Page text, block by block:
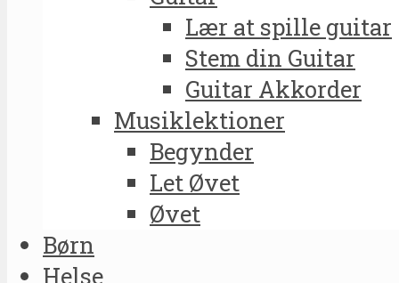
Lær at spille guitar
Stem din Guitar
Guitar Akkorder
Musiklektioner
Begynder
Let Øvet
Øvet
Børn
Helse